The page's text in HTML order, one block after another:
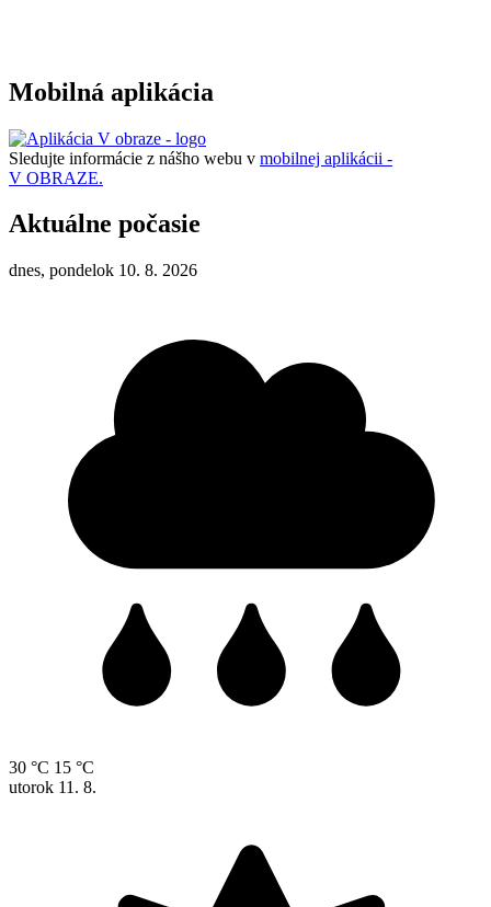
Mobilná aplikácia
Sledujte informácie z nášho webu v mobilnej aplikácii -
V OBRAZE.
Aktuálne počasie
dnes, pondelok 10. 8. 2026
30 °C 15 °C
utorok 11. 8.